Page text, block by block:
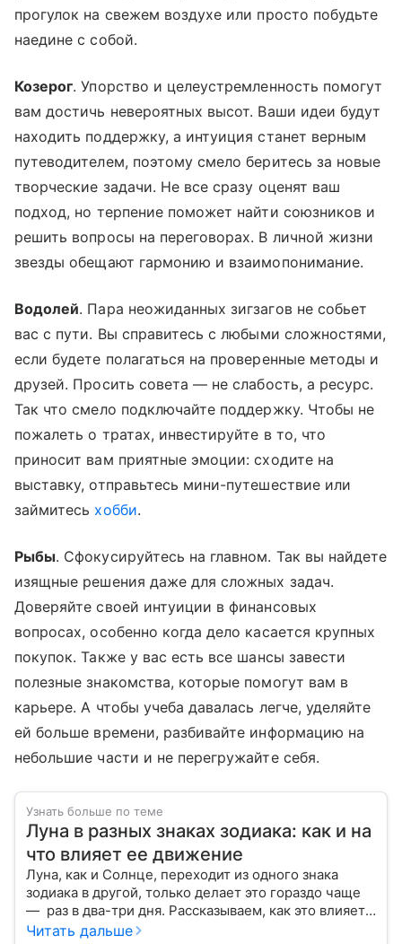
прогулок на свежем воздухе или просто побудьте
наедине с собой.
Козерог. Упорство и целеустремленность помогут
вам достичь невероятных высот. Ваши идеи будут
находить поддержку, а интуиция станет верным
путеводителем, поэтому смело беритесь за новые
творческие задачи. Не все сразу оценят ваш
подход, но терпение поможет найти союзников и
решить вопросы на переговорах. В личной жизни
звезды обещают гармонию и взаимопонимание.
Водолей. Пара неожиданных зигзагов не собьет
вас с пути. Вы справитесь с любыми сложностями,
если будете полагаться на проверенные методы и
друзей. Просить совета — не слабость, а ресурс.
Так что смело подключайте поддержку. Чтобы не
пожалеть о тратах, инвестируйте в то, что
приносит вам приятные эмоции: сходите на
выставку, отправьтесь мини-путешествие или
займитесь хобби.
Рыбы. Сфокусируйтесь на главном. Так вы найдете
изящные решения даже для сложных задач.
Доверяйте своей интуиции в финансовых
вопросах, особенно когда дело касается крупных
покупок. Также у вас есть все шансы завести
полезные знакомства, которые помогут вам в
карьере. А чтобы учеба давалась легче, уделяйте
ей больше времени, разбивайте информацию на
небольшие части и не перегружайте себя.
Узнать больше по теме
Луна в разных знаках зодиака: как и на
что влияет ее движение
Луна, как и Солнце, переходит из одного знака
зодиака в другой, только делает это гораздо чаще
— раз в два-три дня. Рассказываем, как это влияет
на нашу жизнь.
Читать дальше